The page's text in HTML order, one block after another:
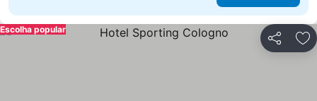
Partilhar
Escolha popular